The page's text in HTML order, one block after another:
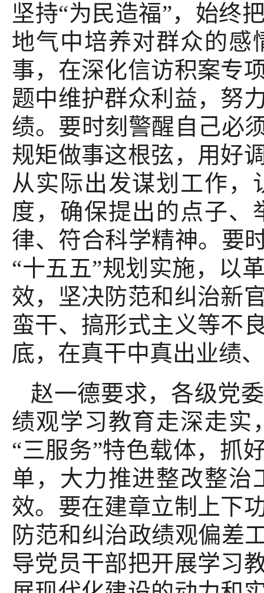
坚持“为民造福”，始终
地气中培养对群众的感
事，在深化信访积案专
题中维护群众利益，努
绩。要时刻警醒自己必
规矩做事这根弦，用好
从实际出发谋划工作，
度，确保提出的点子、
律、符合科学精神。要
“十五五”规划实施，以
效，坚决防范和纠治新
蛮干、搞形式主义等不
底，在真干中真出业绩
赵一德要求，各级党
绩观学习教育走深走实
“三服务”特色载体，抓
单，大力推进整改整治
效。要在建章立制上下
防范和纠治政绩观偏差
导党员干部把开展学习